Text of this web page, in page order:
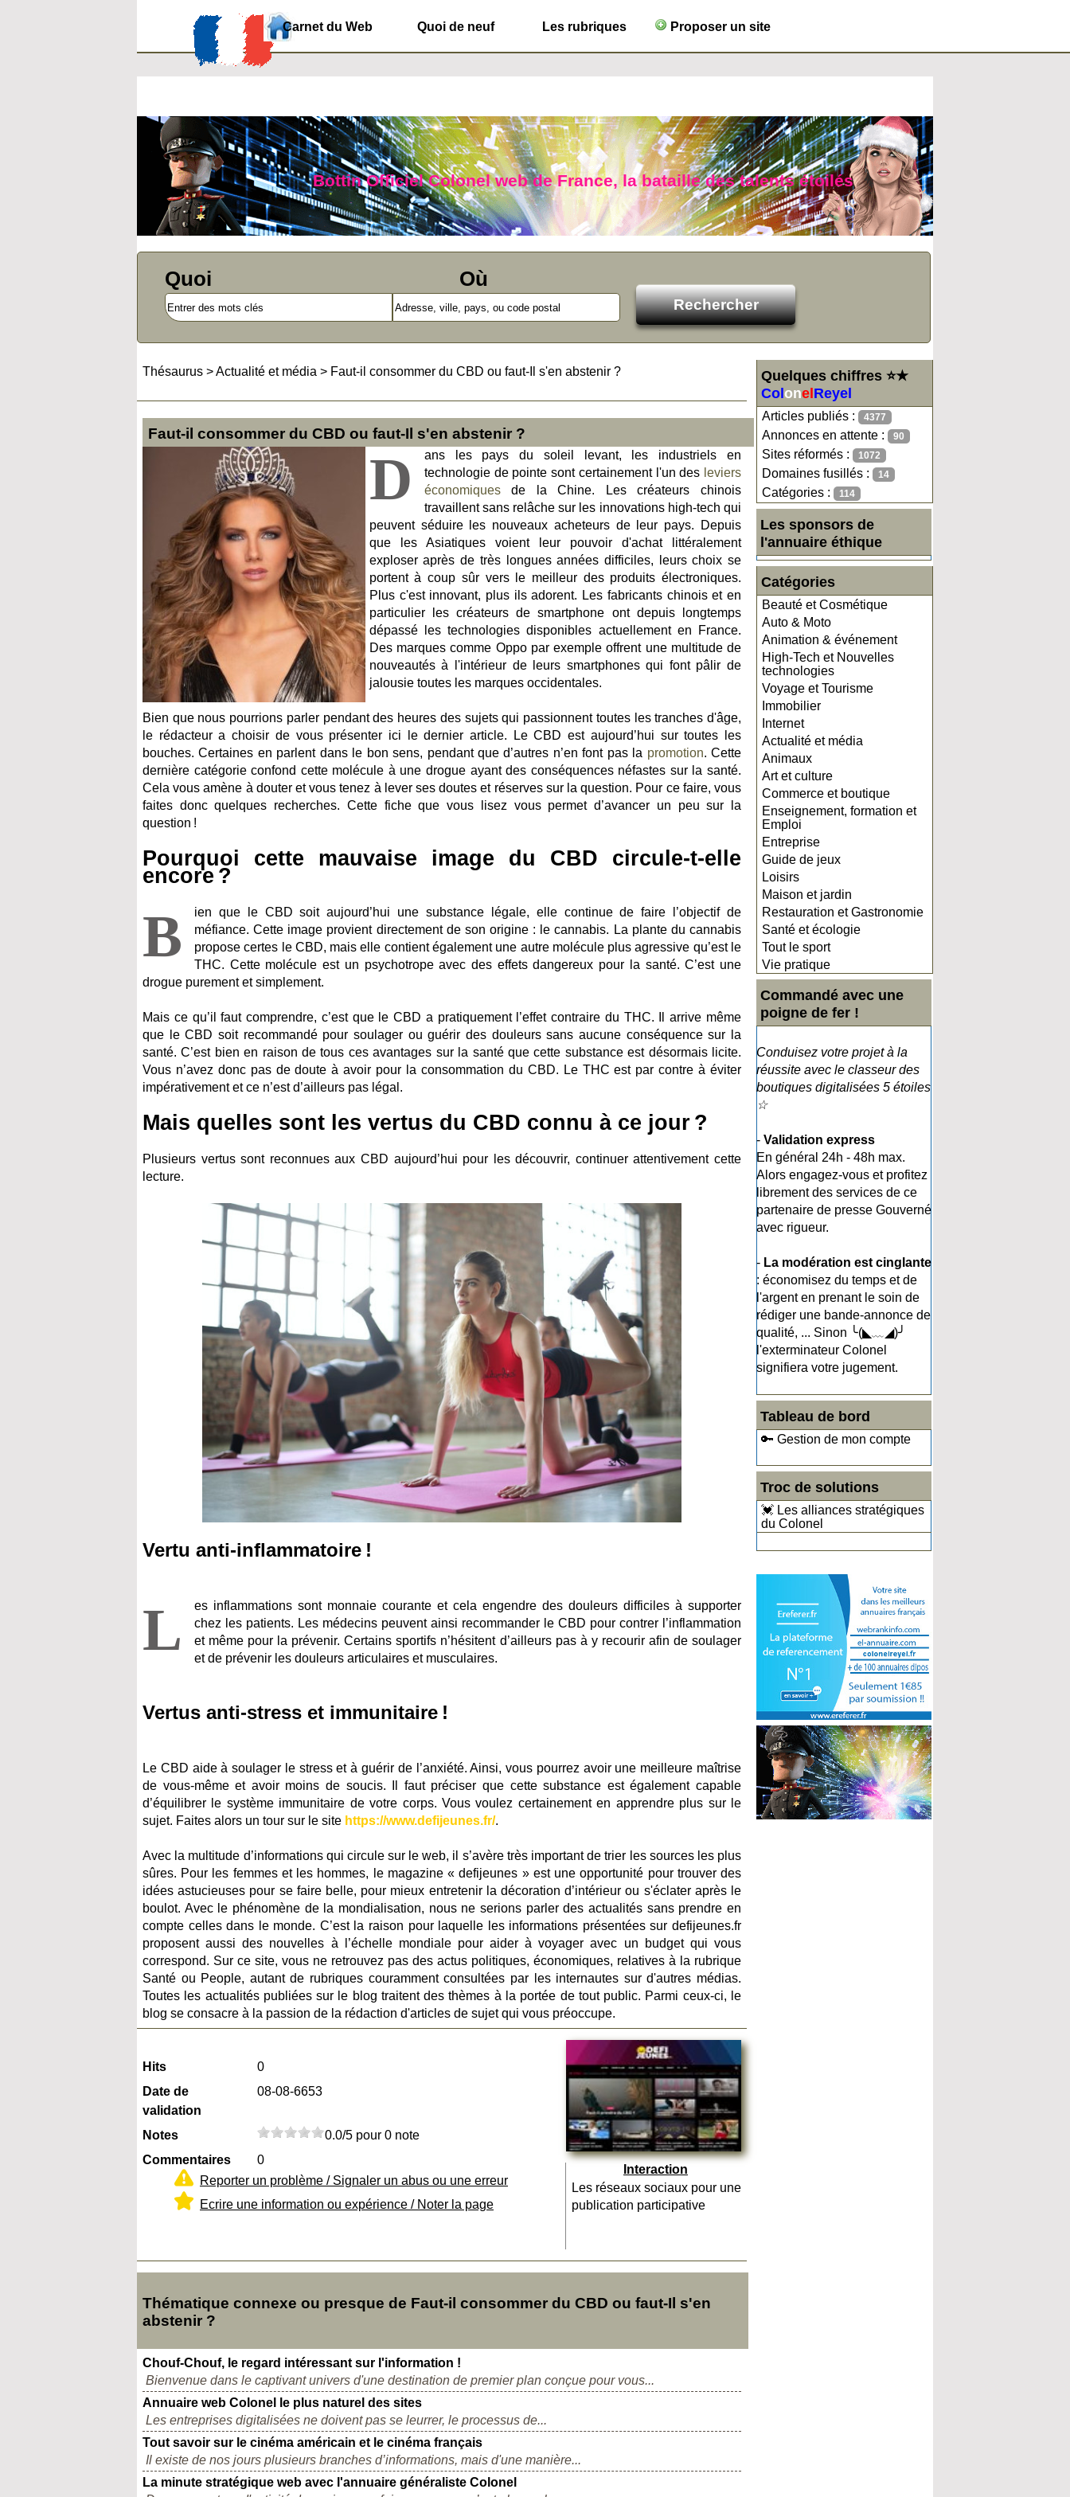
Carnet du Web Quoi de neuf Les rubriques Proposer un site
Bottin Officiel Colonel web de France, la bataille des talents étoilés
Quoi Où
Quelques chiffres ⭐★
Col onel Reyel
Articles publiés : 4377
Annonces en attente : 90
Sites réformés : 1072
Domaines fusillés : 14
Catégories : 114
Les sponsors de
l'annuaire éthique
Catégories
Beauté et Cosmétique
Auto & Moto
Animation & événement
High-Tech et Nouvelles
technologies
Voyage et Tourisme
Immobilier
Internet
Actualité et média
Animaux
Art et culture
Commerce et boutique
Enseignement, formation et
Emploi
Entreprise
Guide de jeux
Loisirs
Maison et jardin
Restauration et Gastronomie
Santé et écologie
Tout le sport
Vie pratique
Commandé avec une
poigne de fer !
Conduisez votre projet à la
réussite avec le classeur des
boutiques digitalisées 5 étoiles
☆
- Validation express
En général 24h - 48h max.
Alors engagez-vous et profitez
librement des services de ce
partenaire de presse Gouverné
avec rigueur.
- La modération est cinglante
: économisez du temps et de
l'argent en prenant le soin de
rédiger une bande-annonce de
qualité, ... Sinon ╰(◣﹏◢)╯
l'exterminateur Colonel
signifiera votre jugement.
Tableau de bord
🔑 Gestion de mon compte
Troc de solutions
💓 Les alliances stratégiques
du Colonel
Thésaurus >Actualité et média > Faut-il consommer du CBD ou faut-Il s'en abstenir ?
Faut-il consommer du CBD ou faut-Il s'en abstenir ?
D
ans les pays du soleil levant, les industriels en
technologie de pointe sont certainement l'un des leviers
économiquesde la Chine. Les créateurs chinois
travaillent sans relâche sur les innovations high-tech qui
peuvent séduire les nouveaux acheteurs de leur pays. Depuis
que les Asiatiques voient leur pouvoir d'achat littéralement
exploser après de très longues années difficiles, leurs choix se
portent à coup sûr vers le meilleur des produits électroniques.
Plus c'est innovant, plus ils adorent. Les fabricants chinois et en
particulier les créateurs de smartphone ont depuis longtemps
dépassé les technologies disponibles actuellement en France.
Des marques comme Oppo par exemple offrent une multitude de
nouveautés à l'intérieur de leurs smartphones qui font pâlir de
jalousie toutes les marques occidentales.
Bien que nous pourrions parler pendant des heures des sujets qui passionnent toutes les tranches d'âge,
le rédacteur a choisir de vous présenter ici le dernier article. Le CBD est aujourd’hui sur toutes les
bouches. Certaines en parlent dans le bon sens, pendant que d’autres n’en font pas la promotion. Cette
dernière catégorie confond cette molécule à une drogue ayant des conséquences néfastes sur la santé.
Cela vous amène à douter et vous tenez à lever ses doutes et réserves sur la question. Pour ce faire, vous
faites donc quelques recherches. Cette fiche que vous lisez vous permet d’avancer un peu sur la
question !
Pourquoi cette mauvaise image du CBD circule-t-elle
encore ?
B
ien que le CBD soit aujourd’hui une substance légale, elle continue de faire l’objectif de
méfiance. Cette image provient directement de son origine : le cannabis. La plante du cannabis
propose certes le CBD, mais elle contient également une autre molécule plus agressive qu’est le
THC. Cette molécule est un psychotrope avec des effets dangereux pour la santé. C’est une
drogue purement et simplement.
Mais ce qu’il faut comprendre, c’est que le CBD a pratiquement l’effet contraire du THC. Il arrive même
que le CBD soit recommandé pour soulager ou guérir des douleurs sans aucune conséquence sur la
santé. C’est bien en raison de tous ces avantages sur la santé que cette substance est désormais licite.
Vous n’avez donc pas de doute à avoir pour la consommation du CBD. Le THC est par contre à éviter
impérativement et ce n’est d’ailleurs pas légal.
Mais quelles sont les vertus du CBD connu à ce jour ?
Plusieurs vertus sont reconnues aux CBD aujourd’hui pour les découvrir, continuer attentivement cette
lecture.
Vertu anti-inflammatoire !
L
es inflammations sont monnaie courante et cela engendre des douleurs difficiles à supporter
chez les patients. Les médecins peuvent ainsi recommander le CBD pour contrer l’inflammation
et même pour la prévenir. Certains sportifs n’hésitent d’ailleurs pas à y recourir afin de soulager
et de prévenir les douleurs articulaires et musculaires.
Vertus anti-stress et immunitaire !
Le CBD aide à soulager le stress et à guérir de l’anxiété. Ainsi, vous pourrez avoir une meilleure maîtrise
de vous-même et avoir moins de soucis. Il faut préciser que cette substance est également capable
d’équilibrer le système immunitaire de votre corps. Vous voulez certainement en apprendre plus sur le
sujet. Faites alors un tour sur le site https://www.defijeunes.fr/.
Avec la multitude d’informations qui circule sur le web, il s’avère très important de trier les sources les plus
sûres. Pour les femmes et les hommes, le magazine « defijeunes » est une opportunité pour trouver des
idées astucieuses pour se faire belle, pour mieux entretenir la décoration d’intérieur ou s'éclater après le
boulot. Avec le phénomène de la mondialisation, nous ne serions parler des actualités sans prendre en
compte celles dans le monde. C’est la raison pour laquelle les informations présentées sur defijeunes.fr
proposent aussi des nouvelles à l’échelle mondiale pour aider à voyager avec un budget qui vous
correspond. Sur ce site, vous ne retrouvez pas des actus politiques, économiques, relatives à la rubrique
Santé ou People, autant de rubriques couramment consultées par les internautes sur d'autres médias.
Toutes les actualités publiées sur le blog traitent des thèmes à la portée de tout public. Parmi ceux-ci, le
blog se consacre à la passion de la rédaction d'articles de sujet qui vous préoccupe.
Hits
0
Date de
validation
08-08-6653
Notes
0.0/5 pour 0 note
Commentaires
0
Reporter un problème / Signaler un abus ou une erreur
Ecrire une information ou expérience / Noter la page
Interaction
Les réseaux sociaux pour une
publication participative
Thématique connexe ou presque de Faut-il consommer du CBD ou faut-Il s'en
abstenir ?
Chouf-Chouf, le regard intéressant sur l'information !
Bienvenue dans le captivant univers d'une destination de premier plan conçue pour vous...
Annuaire web Colonel le plus naturel des sites
Les entreprises digitalisées ne doivent pas se leurrer, le processus de...
Tout savoir sur le cinéma américain et le cinéma français
Il existe de nos jours plusieurs branches d’informations, mais d'une manière...
La minute stratégique web avec l'annuaire généraliste Colonel